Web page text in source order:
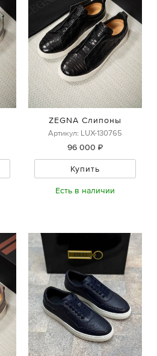
ZEGNA Слипоны
Артикул: LUX-130765
96 000 ₽
Купить
Есть в наличии